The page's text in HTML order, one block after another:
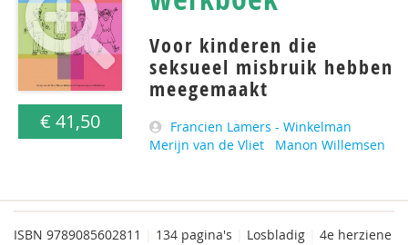
€ 41,50
Voor kinderen die
seksueel misbruik hebben
meegemaakt
Francien Lamers - Winkelman
Merijn van de Vliet
Manon Willemsen
ISBN 9789085602811 134 pagina's Losbladig
4e herziene